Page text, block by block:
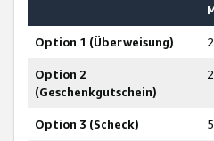
Option 1 (Überweisung)
Option 2
(Geschenkgutschein)
Option 3 (Scheck)